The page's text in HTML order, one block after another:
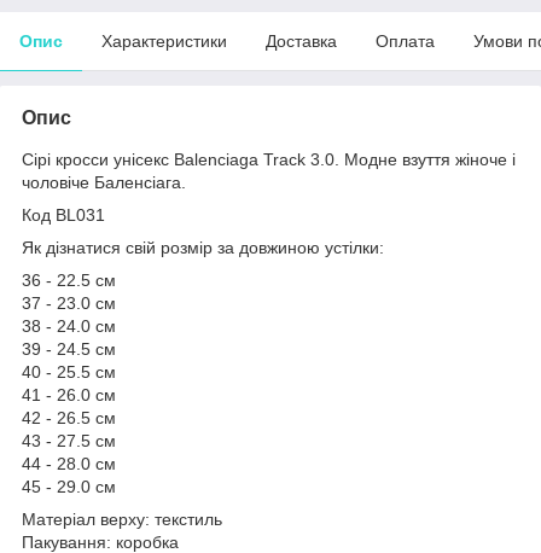
Опис Характеристики Доставка Оплата Умови
Опис
Сірі кросси унісекс Balenciaga Track 3.0. Модне взуття жіноче і
чоловіче Баленсіага.
Код BL031
Як дізнатися свій розмір за довжиною устілки:
36 - 22.5 см
37 - 23.0 см
38 - 24.0 см
39 - 24.5 см
40 - 25.5 см
41 - 26.0 см
42 - 26.5 см
43 - 27.5 см
44 - 28.0 см
45 - 29.0 см
Матеріал верху: текстиль
Пакування: коробка